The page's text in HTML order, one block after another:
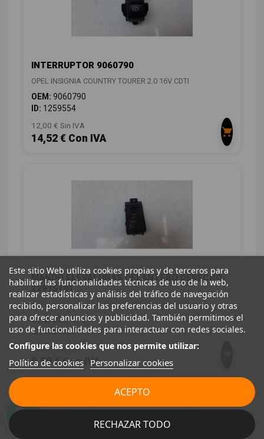
INTERRUPTOR 9060790
OPEL INSIGNIA COUNTRY TOURER 2.0 16V CDTI
OEM: 9060790
ID: 1259554
12,00 € Sin IVA
14,52 € Con IVA
MANDO ELEVALUNAS DELANTERO DERECHO
22915101
OPEL INSIGNIA COUNTRY TOURER 2.0 16V CDTI
OEM:22915101
ID:1259560
8,26 € Sin IVA
9,99 € Con IVA
Este sitio Web utiliza cookies propias y de terceros para
habilitar las funcionalidades técnicas de uso de la web,
realizar estadísticas y análisis del tráfico de navegación
recibido, personalizar las preferencias del usuario y otras
para ofrecer anuncios y publicidad. También permitimos el
uso de funcionalidades para interactuar con redes sociales.
Configure las cookies que nos permite utilizar:
Política de cookies Personalizar cookies
RECHAZAR TODO
ACEPTO